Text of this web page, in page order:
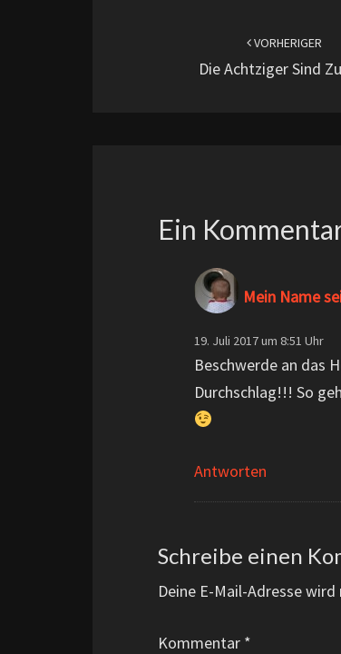
VORHERIGER
Die Achtziger Sind
Ein
Mein Name
19. Juli 2017 um 8:51 Uhr
Beschwerde an das
Durchschlag!!! So
Antworten
Schreibe einen
Deine E-Mail-Adresse
Kommentar *